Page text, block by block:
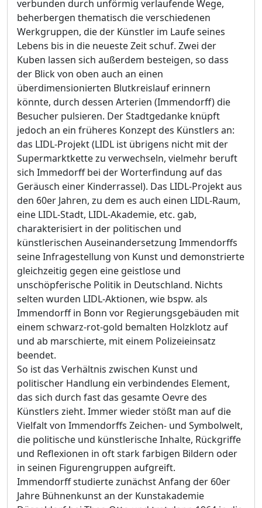
verbunden durch unförmig verlaufende Wege,
beherbergen thematisch die verschiedenen
Werkgruppen, die der Künstler im Laufe seines
Lebens bis in die neueste Zeit schuf. Zwei der
Kuben lassen sich außerdem besteigen, so dass
der Blick von oben auch an einen
überdimensionierten Blutkreislauf erinnern
könnte, durch dessen Arterien (Immendorff) die
Besucher pulsieren. Der Stadtgedanke knüpft
jedoch an ein früheres Konzept des Künstlers an:
das LIDL-Projekt (LIDL ist übrigens nicht mit der
Supermarktkette zu verwechseln, vielmehr beruft
sich Immedorff bei der Worterfindung auf das
Geräusch einer Kinderrassel). Das LIDL-Projekt aus
den 60er Jahren, zu dem es auch einen LIDL-Raum,
eine LIDL-Stadt, LIDL-Akademie, etc. gab,
charakterisiert in der politischen und
künstlerischen Auseinandersetzung Immendorffs
seine Infragestellung von Kunst und demonstrierte
gleichzeitig gegen eine geistlose und
unschöpferische Politik in Deutschland. Nichts
selten wurden LIDL-Aktionen, wie bspw. als
Immendorff in Bonn vor Regierungsgebäuden mit
einem schwarz-rot-gold bemalten Holzklotz auf
und ab marschierte, mit einem Polizeieinsatz
beendet.
So ist das Verhältnis zwischen Kunst und
politischer Handlung ein verbindendes Element,
das sich durch fast das gesamte Oevre des
Künstlers zieht. Immer wieder stößt man auf die
Vielfalt von Immendorffs Zeichen- und Symbolwelt,
die politische und künstlerische Inhalte, Rückgriffe
und Reflexionen in oft stark farbigen Bildern oder
in seinen Figurengruppen aufgreift.
Immendorff studierte zunächst Anfang der 60er
Jahre Bühnenkunst an der Kunstakademie